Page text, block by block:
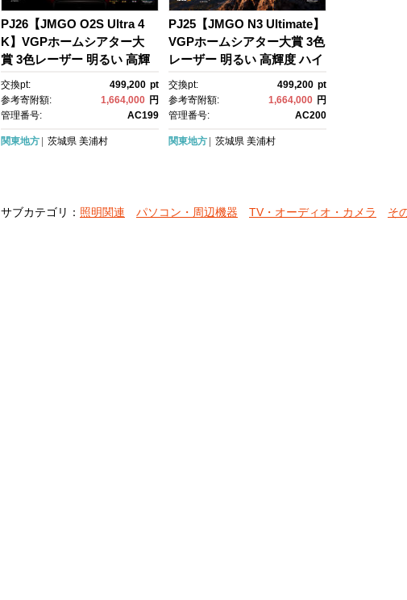
PJ26【JMGO O2S Ultra 4
K】VGPホームシアター大
賞 3色レーザー 明るい 高輝
度 ハイエンド ホームプロジ
ェクター GoogleTV 搭載 ホ
ームシアター 家庭用 自動台
交換pt: 499,200 pt
参考寄附額:
1,664,000 円
管理番号:
AC199
関東地方 茨城県 美浦村
PJ25【JMGO N3 Ultimate】
VGPホームシアター大賞 3色
レーザー 明るい 高輝度 ハイ
エンド ホームプロジェクタ
ー GoogleTV 搭載 ホームシ
アター 家庭用 自動台形補正
交換pt: 499,200 pt
参考寄附額:
1,664,000 円
管理番号:
AC200
関東地方 茨城県 美浦村
サブカテゴリ： 照明関連 パソコン・周辺機器 TV・オーディオ・カメラ そ